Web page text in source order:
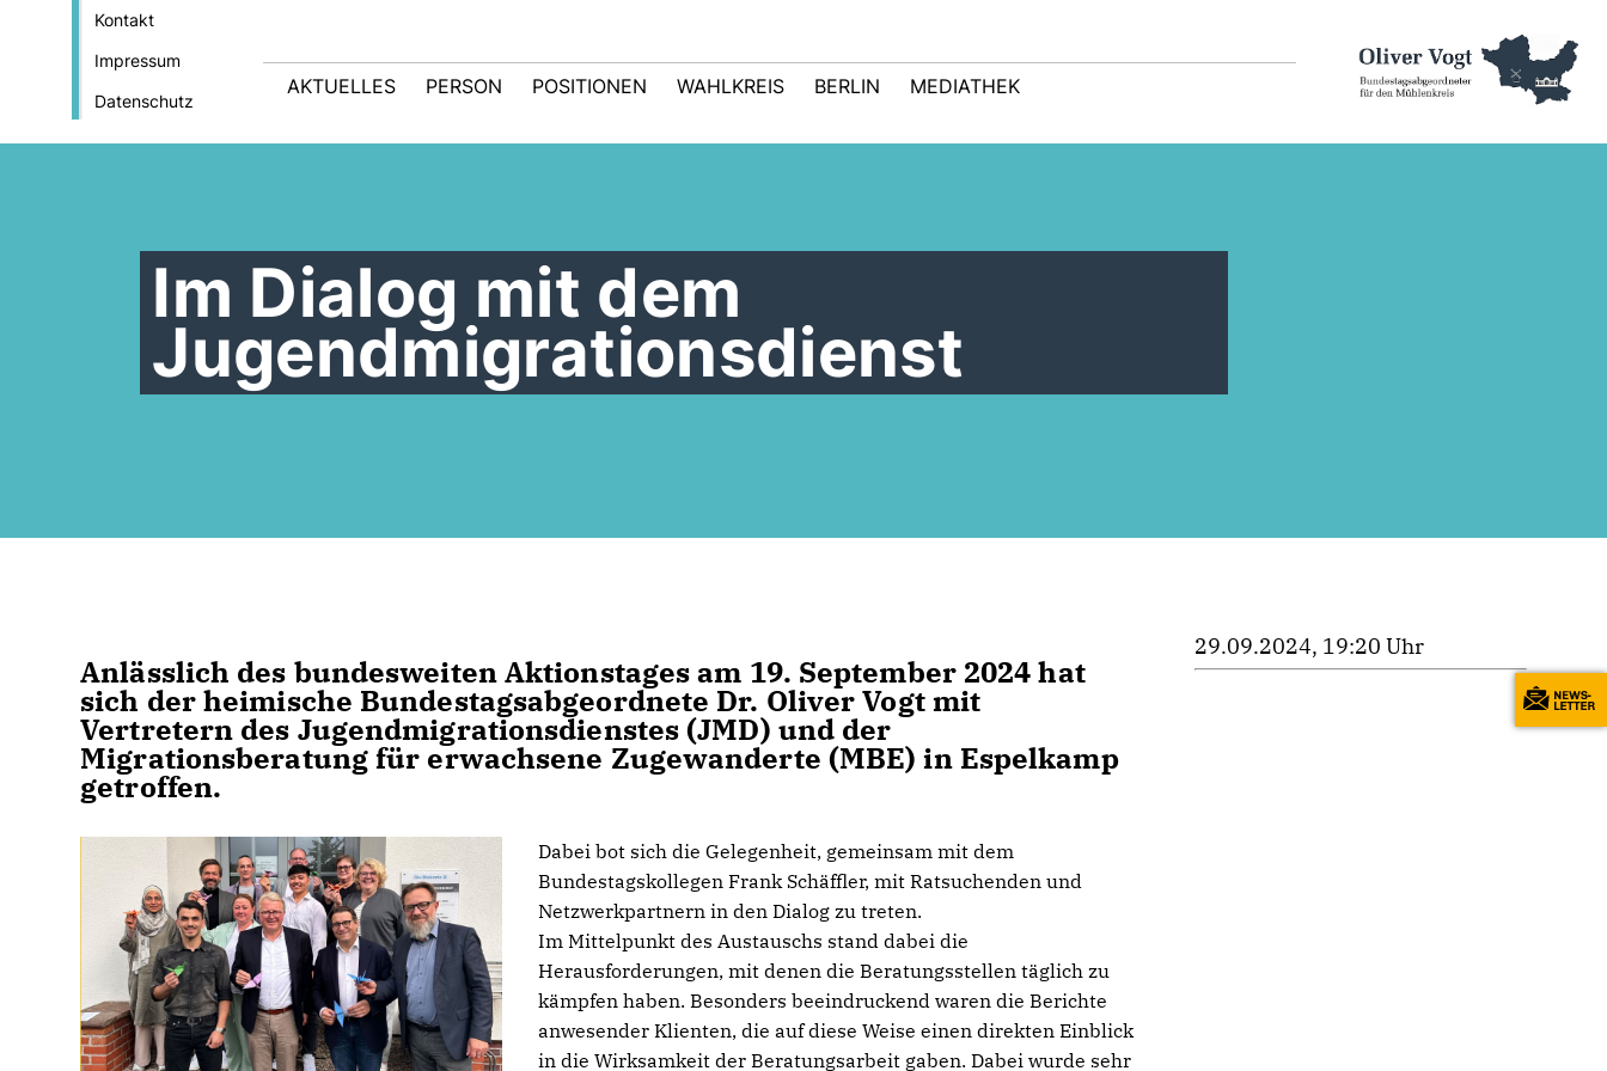
Kontakt
Impressum
Datenschutz
AKTUELLES PERSON POSITIONEN WAHLKREIS BERLIN MEDIATHEK
Im Dialog mit dem
Jugendmigrationsdienst
Anlässlich des bundesweiten Aktionstages am 19. September 2024 hat
sich der heimische Bundestagsabgeordnete Dr. Oliver Vogt mit
Vertretern des Jugendmigrationsdienstes (JMD) und der
Migrationsberatung für erwachsene Zugewanderte (MBE) in Espelkamp
getroffen.
Dabei bot sich die Gelegenheit, gemeinsam mit dem
Bundestagskollegen Frank Schäffler, mit Ratsuchenden und
Netzwerkpartnern in den Dialog zu treten.
Im Mittelpunkt des Austauschs stand dabei die
Herausforderungen, mit denen die Beratungsstellen täglich zu
kämpfen haben. Besonders beeindruckend waren die Berichte
anwesender Klienten, die auf diese Weise einen direkten Einblick
in die Wirksamkeit der Beratungsarbeit gaben. Dabei wurde sehr
29.09.2024, 19:20 Uhr